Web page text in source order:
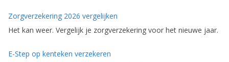
Zorgverzekering 2026 vergelijken
Het kan weer. Vergelijk je zorgverzekering voor het nieuwe jaar.
E-Step op kenteken verzekeren